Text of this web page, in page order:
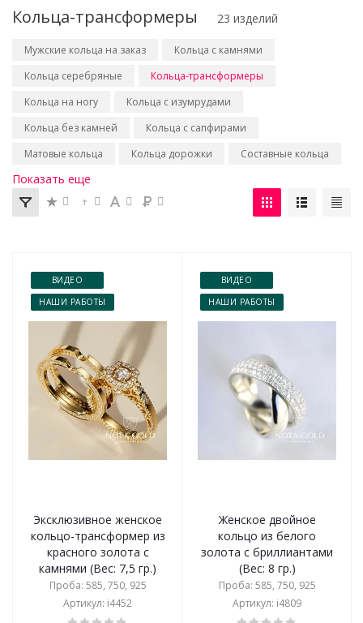
Кольца-трансформеры 23 изделий
Мужские кольца на заказ
Кольца с камнями
Кольца серебряные
Кольца-трансформеры
Кольца на ногу
Кольца с изумрудами
Кольца без камней
Кольца с сапфирами
Матовые кольца
Кольца дорожки Составные кольца
Показать еще
ВИДЕО
НАШИ РАБОТЫ
Эксклюзивное женское
кольцо-трансформер из
красного золота с
камнями (Вес: 7,5 гр.)
Проба: 585, 750, 925
Артикул: i4452
ВИДЕО
НАШИ РАБОТЫ
Женское двойное
кольцо из белого
золота с бриллиантами
(Вес: 8 гр.)
Проба: 585, 750, 925
Артикул: i4809